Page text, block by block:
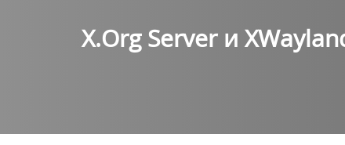
X.Org Server и